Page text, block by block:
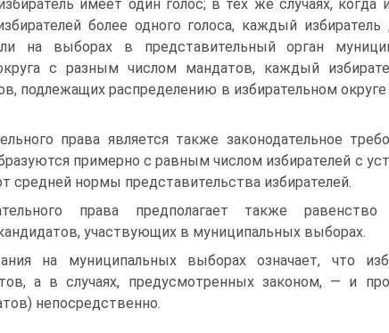
имеет один голос; в тех же случаях, когда
более одного голоса, каждый
на выборах в представительный орган
с разным числом мандатов, каждый
подлежащих распределению в избирательном
права является также законодательное
примерно с равным числом избирателей с
средней нормы представительства избирателей.
права предполагает также
участвующих в муниципальных выборах.
на муниципальных выборах означает, что
а в случаях, предусмотренных законом, — и
непосредственно.